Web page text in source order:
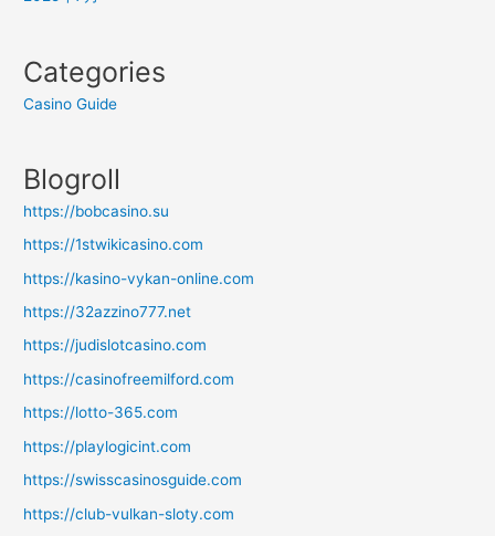
Categories
Casino Guide
Blogroll
https://bobcasino.su
https://1stwikicasino.com
https://kasino-vykan-online.com
https://32azzino777.net
https://judislotcasino.com
https://casinofreemilford.com
https://lotto-365.com
https://playlogicint.com
https://swisscasinosguide.com
https://club-vulkan-sloty.com